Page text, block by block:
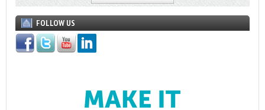
FOLLOW US